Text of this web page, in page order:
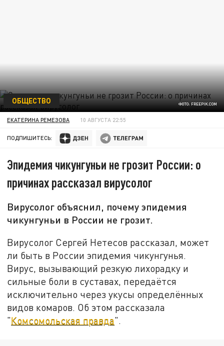
ФОТО: FREEPIK.COM
ОБЩЕСТВО
ЕКАТЕРИНА РЕМЕЗОВА 10 АВГУСТА 22:55
ПОДПИШИТЕСЬ:
Эпидемия чикунгуньи не грозит России: о
причинах рассказал вирусолог
Вирусолог объяснил, почему эпидемия
чикунгуньи в России не грозит.
Вирусолог Сергей Нетесов рассказал, может
ли быть в России эпидемия чикунгунья.
Вирус, вызывающий резкую лихорадку и
сильные боли в суставах, передаётся
исключительно через укусы определённых
видов комаров. Об этом рассказала
"Комсомольская правда".